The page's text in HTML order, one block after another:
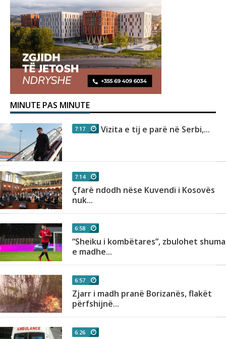
MINUTE PAS MINUTE
7:17 Vizita e tij e parë në Serbi,...
7:14
Çfarë ndodh nëse Kuvendi i Kosovës
nuk...
6:58
“Sheiku i kombëtares”, zbulohet shuma
e madhe...
6:57
Zjarr i madh pranë Borizanës, flakët
përfshijnë...
6:26